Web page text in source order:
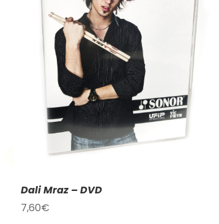
Dali Mraz – DVD
7,60€
PŘIDAT DO KOŠÍKU /